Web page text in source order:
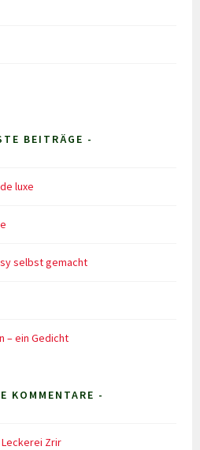
BEITRÄGE -
luxe
selbst gemacht
– ein Gedicht
KOMMENTARE -
Zrir